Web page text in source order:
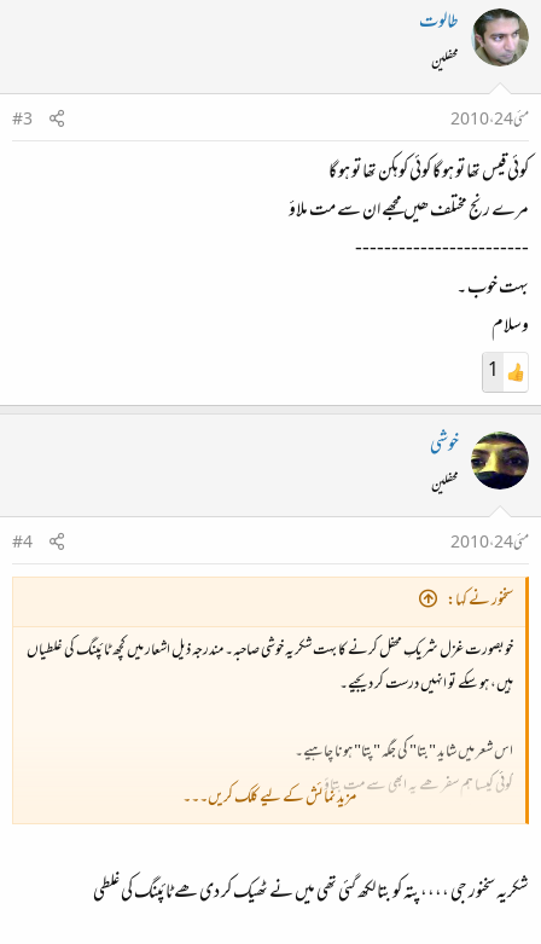
طالوت
محفلین
مئی 24، 2010
#3
کوئی قیس تھا تو ہو گا کوئی کوہکن تھا تو ہو گا
مرے رنج مختلف ھیں مجھے ان سے مت ملاؤ
------------------------
بہت خوب ۔
وسلام
1
خوشی
محفلین
مئی 24، 2010
#4
سخنور نے کہا:
خوبصورت غزل شریکِ محفل کرنے کا بہت شکریہ خوشی صاحبہ۔ مندرجہ ذیل اشعار میں کچھ ٹائپنگ کی غلطیاں
ہیں، ہو سکے تو انہیں درست کر دیجیے۔
اس شعر میں شاید "بتا" کی جگہ "پتا" ہونا چاہیے۔
کوئی کیسا ہم سفر ھے یہ ابھی سے مت بتاؤ
ابھی کیابتاکسی کا کہ چلی نہیں ھے ناؤ
اس شعر کے مصرع اولیٰ میں شاید "تو" کا لفظ کم ہے۔
مزید نمائش کے لیے کلک کریں۔۔۔
شکریہ سخنور جی ،،،،پتہ کو بتا لکھ گئی تھی میں نے ٹھیک کر دی ھے ٹائپنگ کی غلطی